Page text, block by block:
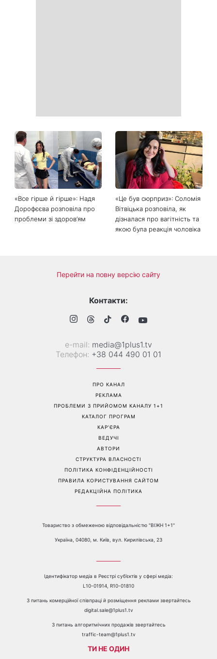
«Все гірше й гірше»: Надя
Дорофєєва розповіла про
проблеми зі здоров’ям
«Це був сюрприз»: Соломія
Вітвіцька розповіла, як
дізналася про вагітність та
якою була реакція чоловіка
Перейти на повну версію сайту
Контакти:
е-mail: media@1plus1.tv
Телефон: +38 044 490 01 01
ПРО КАНАЛ
РЕКЛАМА
ПРОБЛЕМИ З ПРИЙОМОМ КАНАЛУ 1+1
КАТАЛОГ ПРОГРАМ
КАР’ЄРА
ВЕДУЧІ
АВТОРИ
СТРУКТУРА ВЛАСНОСТІ
ПОЛІТИКА КОНФІДЕНЦІЙНОСТІ
ПРАВИЛА КОРИСТУВАННЯ САЙТОМ
РЕДАКЦІЙНА ПОЛІТИКА
Товариство з обмеженою відповідальністю "ВІЖН 1+1"
Україна, 04080, м. Київ, вул. Кирилівська, 23
Ідентифікатор медіа в Реєстрі суб’єктів у сфері медіа:
L10-01914, R10-01810
З питань комерційної співпраці й розміщення реклами звертайтесь
digital.sale@1plus1.tv
З питань алгоритмічних продажів звертайтесь
traffic-team@1plus1.tv
ТИ НЕ ОДИН